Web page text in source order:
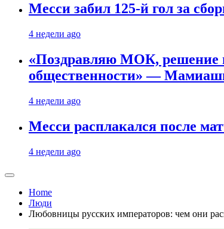
Месси забил 125-й гол за
4 недели ago
«Поздравляю МОК, решение
общественности» —
4 недели ago
Месси расплакался после
4 недели ago
Home
Люди
Любовницы русских императоров: чем они